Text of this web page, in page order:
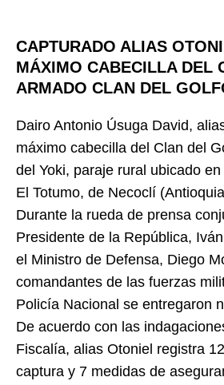
CAPTURADO ALIAS
MÁXIMO CABECILLA DEL
ARMADO CLAN DEL
Dairo Antonio Úsuga David,
máximo cabecilla del Clan del
del Yoki, paraje rural ubicado
El Totumo, de Necoclí
Durante la rueda de prensa
Presidente de la República,
el Ministro de Defensa, Diego
comandantes de las fuerzas
Policía Nacional se entregaron
De acuerdo con las
Fiscalía, alias Otoniel registra
captura y 7 medidas de